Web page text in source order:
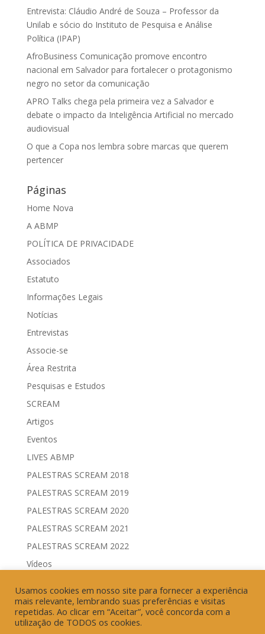
Entrevista: Cláudio André de Souza – Professor da
Unilab e sócio do Instituto de Pesquisa e Análise
Política (IPAP)
AfroBusiness Comunicação promove encontro
nacional em Salvador para fortalecer o protagonismo
negro no setor da comunicação
APRO Talks chega pela primeira vez a Salvador e
debate o impacto da Inteligência Artificial no mercado
audiovisual
O que a Copa nos lembra sobre marcas que querem
pertencer
Páginas
Home Nova
A ABMP
POLÍTICA DE PRIVACIDADE
Associados
Estatuto
Informações Legais
Notícias
Entrevistas
Associe-se
Área Restrita
Pesquisas e Estudos
SCREAM
Artigos
Eventos
LIVES ABMP
PALESTRAS SCREAM 2018
PALESTRAS SCREAM 2019
PALESTRAS SCREAM 2020
PALESTRAS SCREAM 2021
PALESTRAS SCREAM 2022
Vídeos
Geração de Resultados & Eficiência Publicitária
Usamos cookies em nosso site para fornecer a experiência
mais relevante, lembrando suas preferências e visitas
repetidas. Ao clicar em “Aceitar”, você concorda com a
utilização de TODOS os cookies.